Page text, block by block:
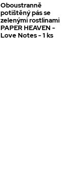
Oboustranně
potištěný pás se
zelenými rostlinami
PAPER HEAVEN -
Love Notes - 1 ks